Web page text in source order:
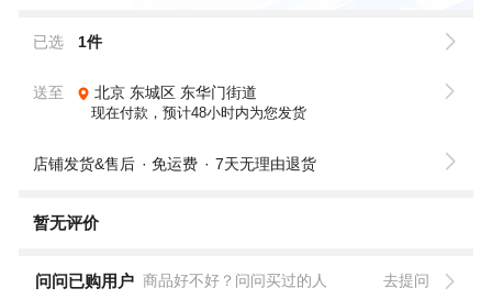
已选 1件
送至 北京 东城区 东华门街道
现在付款，预计48小时内为您发货
店铺发货&售后 免运费 7天无理由退货
暂无评价
问问已购用户 商品好不好？问问买过的人 去提问